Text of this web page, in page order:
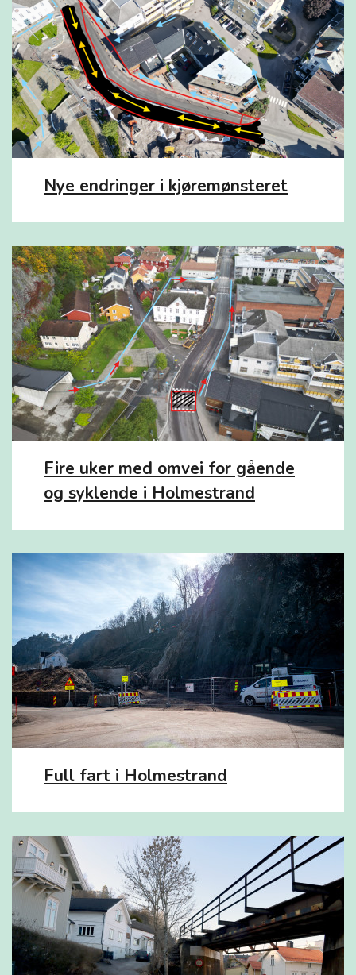
Nye endringer i kjøremønsteret
Fire uker med omvei for gående
og syklende i Holmestrand
Full fart i Holmestrand